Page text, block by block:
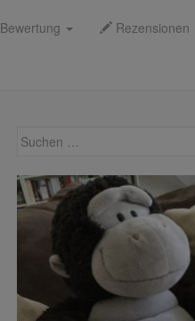
Bewertung Rezensionen
Suche